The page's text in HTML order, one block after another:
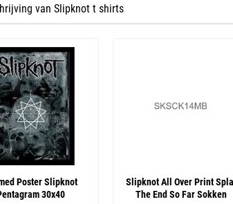
van Slipknot t shirts
Poster Slipknot
30x40
Slipknot All Over Print
The End So Far Sokken